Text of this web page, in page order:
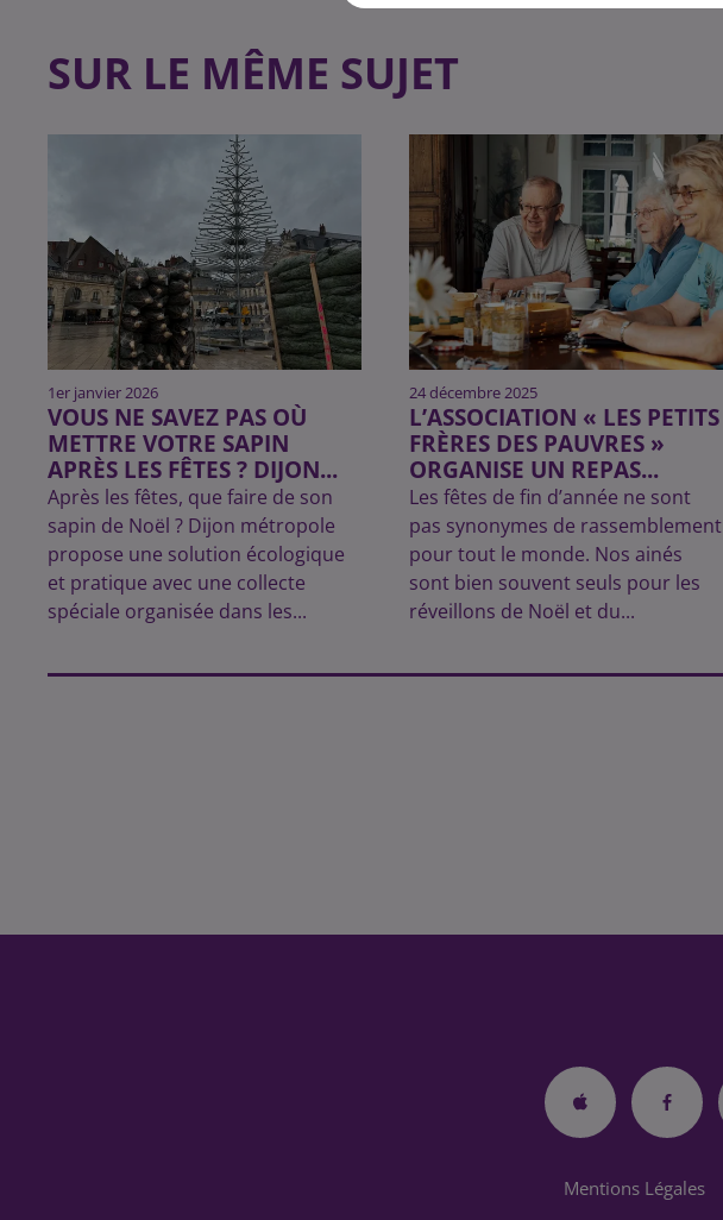
SUR LE MÊME SUJET
1er janvier 2026
VOUS NE SAVEZ PAS OÙ
METTRE VOTRE SAPIN
APRÈS LES FÊTES ? DIJON...
Après les fêtes, que faire de son
sapin de Noël ? Dijon métropole
propose une solution écologique
et pratique avec une collecte
spéciale organisée dans les...
24 décembre 2025
L’ASSOCIATION « LES PETITS
FRÈRES DES PAUVRES »
ORGANISE UN REPAS...
Les fêtes de fin d’année ne sont
pas synonymes de rassemblement
pour tout le monde. Nos ainés
sont bien souvent seuls pour les
réveillons de Noël et du...
Mentions Légales